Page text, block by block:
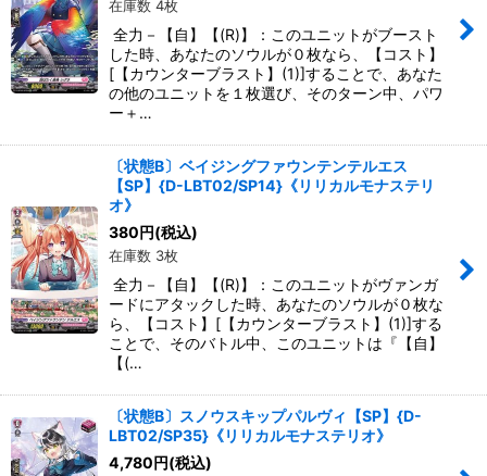
在庫数 4枚
全力－【自】【(R)】：このユニットがブースト
した時、あなたのソウルが０枚なら、【コスト】
[【カウンターブラスト】(1)]することで、あなた
の他のユニットを１枚選び、そのターン中、パワ
ー＋…
〔状態B〕ベイジングファウンテンテルエス
【SP】{D-LBT02/SP14}《リリカルモナステリ
オ》
380円(税込)
在庫数 3枚
全力－【自】【(R)】：このユニットがヴァンガ
ードにアタックした時、あなたのソウルが０枚な
ら、【コスト】[【カウンターブラスト】(1)]する
ことで、そのバトル中、このユニットは『【自】
【(…
〔状態B〕スノウスキップパルヴィ【SP】{D-
LBT02/SP35}《リリカルモナステリオ》
4,780円(税込)